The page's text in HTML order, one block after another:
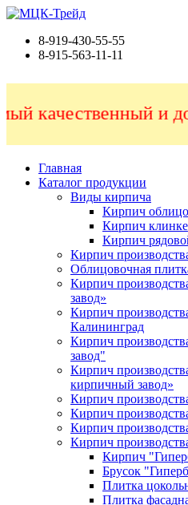
8-919-430-55-55
8-915-563-11-11
качественный и
Главная
Каталог продукции
Виды кирпича
Кирпич
Кирпич
Кирпич
Кирпич
Облицовочная
Кирпич
завод»
Кирпич
Калининград
Кирпич
завод"
Кирпич
кирпичный завод»
Кирпич
Кирпич
Кирпич
Кирпич
Кирпич
Брусок
Плитка
Плитка